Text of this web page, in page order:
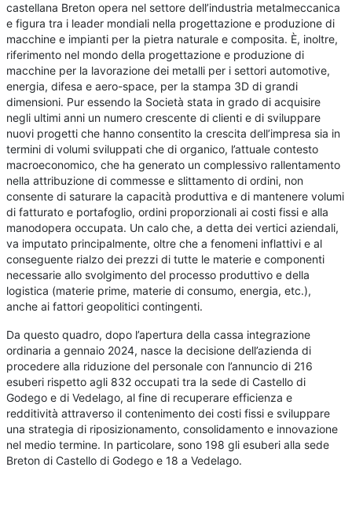
castellana Breton opera nel settore dell’industria metalmeccanica
e figura tra i leader mondiali nella progettazione e produzione di
macchine e impianti per la pietra naturale e composita. È, inoltre,
riferimento nel mondo della progettazione e produzione di
macchine per la lavorazione dei metalli per i settori automotive,
energia, difesa e aero-space, per la stampa 3D di grandi
dimensioni. Pur essendo la Società stata in grado di acquisire
negli ultimi anni un numero crescente di clienti e di sviluppare
nuovi progetti che hanno consentito la crescita dell’impresa sia in
termini di volumi sviluppati che di organico, l’attuale contesto
macroeconomico, che ha generato un complessivo rallentamento
nella attribuzione di commesse e slittamento di ordini, non
consente di saturare la capacità produttiva e di mantenere volumi
di fatturato e portafoglio, ordini proporzionali ai costi fissi e alla
manodopera occupata. Un calo che, a detta dei vertici aziendali,
va imputato principalmente, oltre che a fenomeni inflattivi e al
conseguente rialzo dei prezzi di tutte le materie e componenti
necessarie allo svolgimento del processo produttivo e della
logistica (materie prime, materie di consumo, energia, etc.),
anche ai fattori geopolitici contingenti.
Da questo quadro, dopo l’apertura della cassa integrazione
ordinaria a gennaio 2024, nasce la decisione dell’azienda di
procedere alla riduzione del personale con l’annuncio di 216
esuberi rispetto agli 832 occupati tra la sede di Castello di
Godego e di Vedelago, al fine di recuperare efficienza e
redditività attraverso il contenimento dei costi fissi e sviluppare
una strategia di riposizionamento, consolidamento e innovazione
nel medio termine. In particolare, sono 198 gli esuberi alla sede
Breton di Castello di Godego e 18 a Vedelago.